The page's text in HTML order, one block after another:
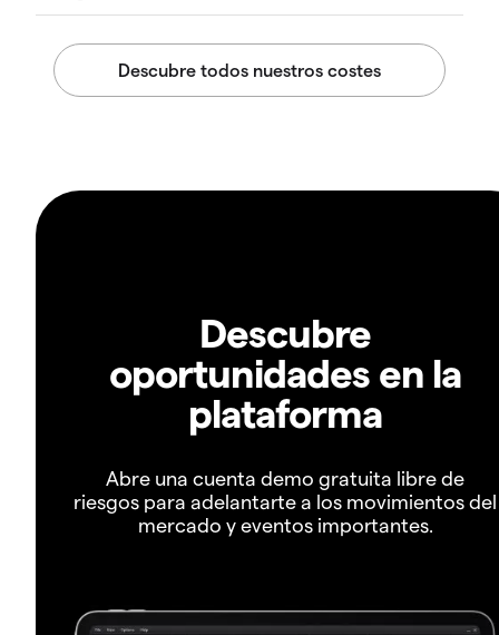
Descubre
oportunidades en la
plataforma
Abre una cuenta demo gratuita libre de
riesgos para adelantarte a los movimientos del
mercado y eventos importantes.